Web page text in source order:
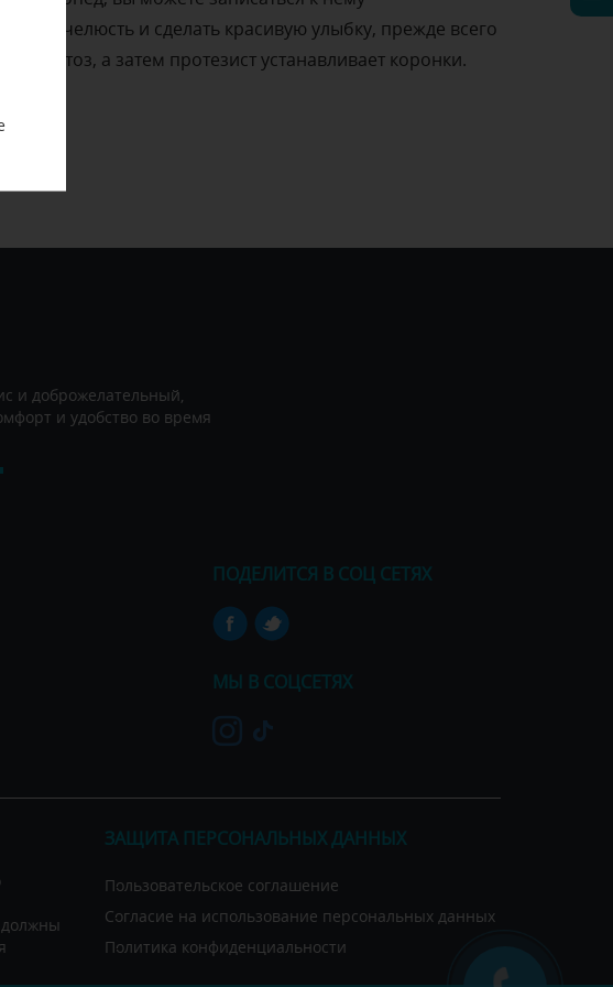
челюсть и сделать красивую улыбку, прежде всего
а затем протезист устанавливает коронки.
и доброжелательный,
и удобство во время
ПОДЕЛИТСЯ В СОЦ СЕТЯХ
МЫ В СОЦСЕТЯХ
должны
ЗАЩИТА ПЕРСОНАЛЬНЫХ ДАННЫХ
Пользовательское соглашение
Согласие на использование персональных данных
Политика конфиденциальности